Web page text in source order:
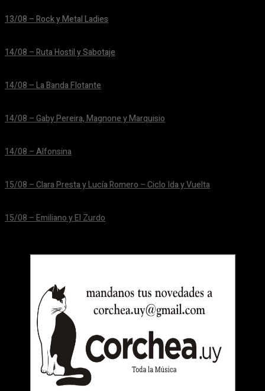
13/08 – Rock y Metal Ladies
14/08 – Ruta Hostil y Sabotaje
14/08 – La Banda Flotante
14/08 – Gaby Pereira, Magnone y Marquisio
14/08 – Alfonsina
15/08 – Clara Presta y Lucía Romero – Ciclo Ida y Vuelta
15/08 – Emiliano y El Zurdo